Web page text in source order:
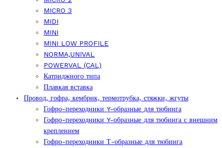
MICRO 3
MIDI
MINI
MINI LOW PROFILE
NORMA,UNIVAL
POWERVAL (CAL)
Катриджного типа
Плавкая вставка
Провод, гофра, кембрик, термотрубка, стяжки, жгуты
Гофро-переходники Y-образные для тюбинга
Гофро-переходники Y-образные для тюбинга с внешним
креплением
Гофро-переходники Т-образные для тюбинга